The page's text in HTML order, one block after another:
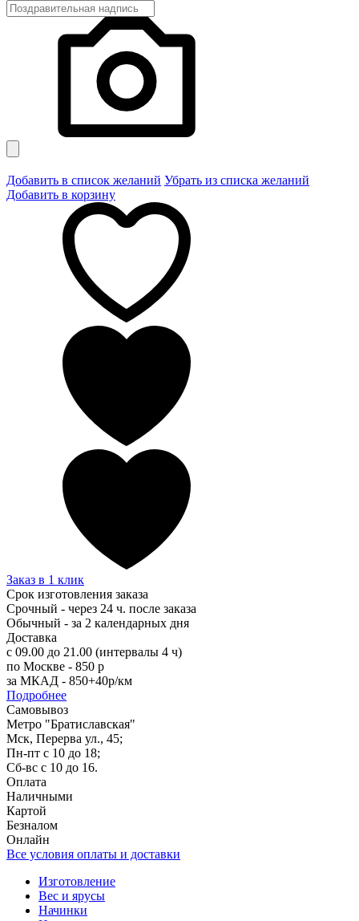
Добавить в список желаний Убрать из списка желаний
Добавить в корзину
Заказ в 1 клик
Срок изготовления заказа
Срочный - через 24 ч. после заказа
Обычный - за 2 календарных дня
Доставка
с 09.00 до 21.00 (интервалы 4 ч)
по Москве - 850 р
за МКАД - 850+40р/км
Подробнее
Самовывоз
Метро "Братиславская"
Мск, Перерва ул., 45;
Пн-пт с 10 до 18;
Сб-вс с 10 до 16.
Оплата
Наличными
Картой
Безналом
Онлайн
Все условия оплаты и доставки
Изготовление
Вес и ярусы
Начинки